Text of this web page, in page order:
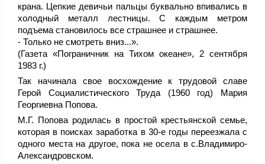
крана. Цепкие девичьи пальцы буквально впивались в
холодный металл лестницы. С каждым метром
подъема становилось все страшнее и страшнее.
- Только не смотреть вниз...».
(Газета «Пограничник на Тихом океане», 2 сентября
1983 г.)
Так начинала свое восхождение к трудовой славе
Герой Социалистического Труда (1960 год) Мария
Георгиевна Попова.
М.Г. Попова родилась в простой крестьянской семье,
которая в поисках заработка в 30-е годы переезжала с
одного места на другое, пока не осела в с.Владимиро-
Александровском.